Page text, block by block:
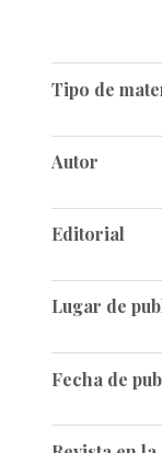
Tipo de
Autor
Editorial
Lugar de
Fecha de